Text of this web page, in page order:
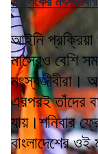
আইনি প্রক্রিয়া
মাসেরও বেশি
মৎস্যজীবীরা।
এরপরই তাঁদের
যায়।শনিবার
বাংলাদেশের ওই